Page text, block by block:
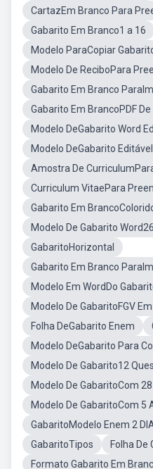
CartazEm Branco Para
Gabarito Em Branco1 a 16
Modelo ParaCopiar
Modelo De ReciboPara
Gabarito Em Branco
Gabarito Em BrancoPDF De
Modelo DeGabarito Word
Modelo DeGabarito Editável
Amostra De
Curriculum VitaePara
Gabarito Em
Modelo De Gabarito
GabaritoHorizontal
Gabarito Em Branco
Modelo Em WordDo
Modelo De GabaritoFGV
Folha DeGabarito Enem
Modelo DeGabarito Para
Modelo De Gabarito12
Modelo De GabaritoCom
Modelo De GabaritoCom 5
GabaritoModelo Enem 2
GabaritoTipos
Folha De
Formato Gabarito Em